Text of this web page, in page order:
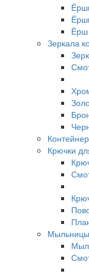
Ёрш
Зеркала
Крючки
Мыльницы